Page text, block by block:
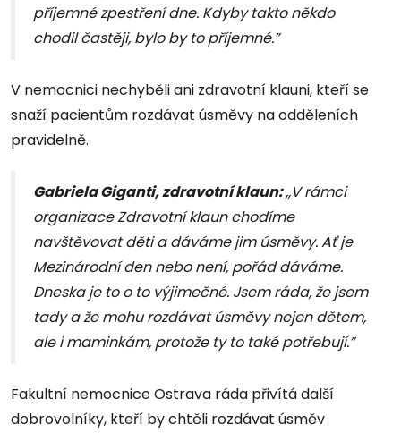
příjemné zpestření dne. Kdyby takto někdo
chodil častěji, bylo by to příjemné.”
V nemocnici nechyběli ani zdravotní klauni, kteří se
snaží pacientům rozdávat úsměvy na odděleních
pravidelně.
Gabriela Giganti, zdravotní klaun:,,V rámci
organizace Zdravotní klaun chodíme
navštěvovat děti a dáváme jim úsměvy. Ať je
Mezinárodní den nebo není, pořád dáváme.
Dneska je to o to výjimečné. Jsem ráda, že jsem
tady a že mohu rozdávat úsměvy nejen dětem,
ale i maminkám, protože ty to také potřebují.”
Fakultní nemocnice Ostrava ráda přivítá další
dobrovolníky, kteří by chtěli rozdávat úsměv